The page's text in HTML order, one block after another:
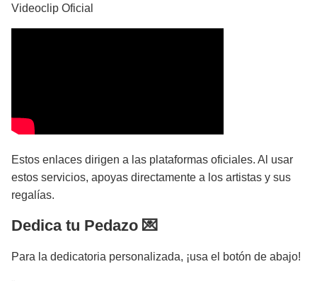
Videoclip Oficial
Estos enlaces dirigen a las plataformas oficiales. Al usar
estos servicios, apoyas directamente a los artistas y sus
regalías.
Dedica tu Pedazo 💌
Para la dedicatoria personalizada, ¡usa el botón de abajo!